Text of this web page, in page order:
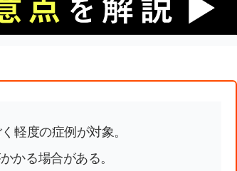
軽度の症例が対象。
かる場合がある。